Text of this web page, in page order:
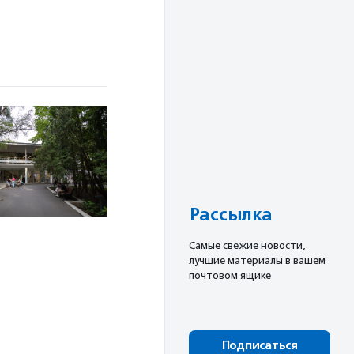
Рассылка
Cамые свежие новости,
лучшие материалы в вашем
почтовом ящике
Подписаться